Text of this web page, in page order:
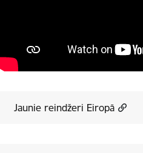
Jaunie reindžeri Eiropā